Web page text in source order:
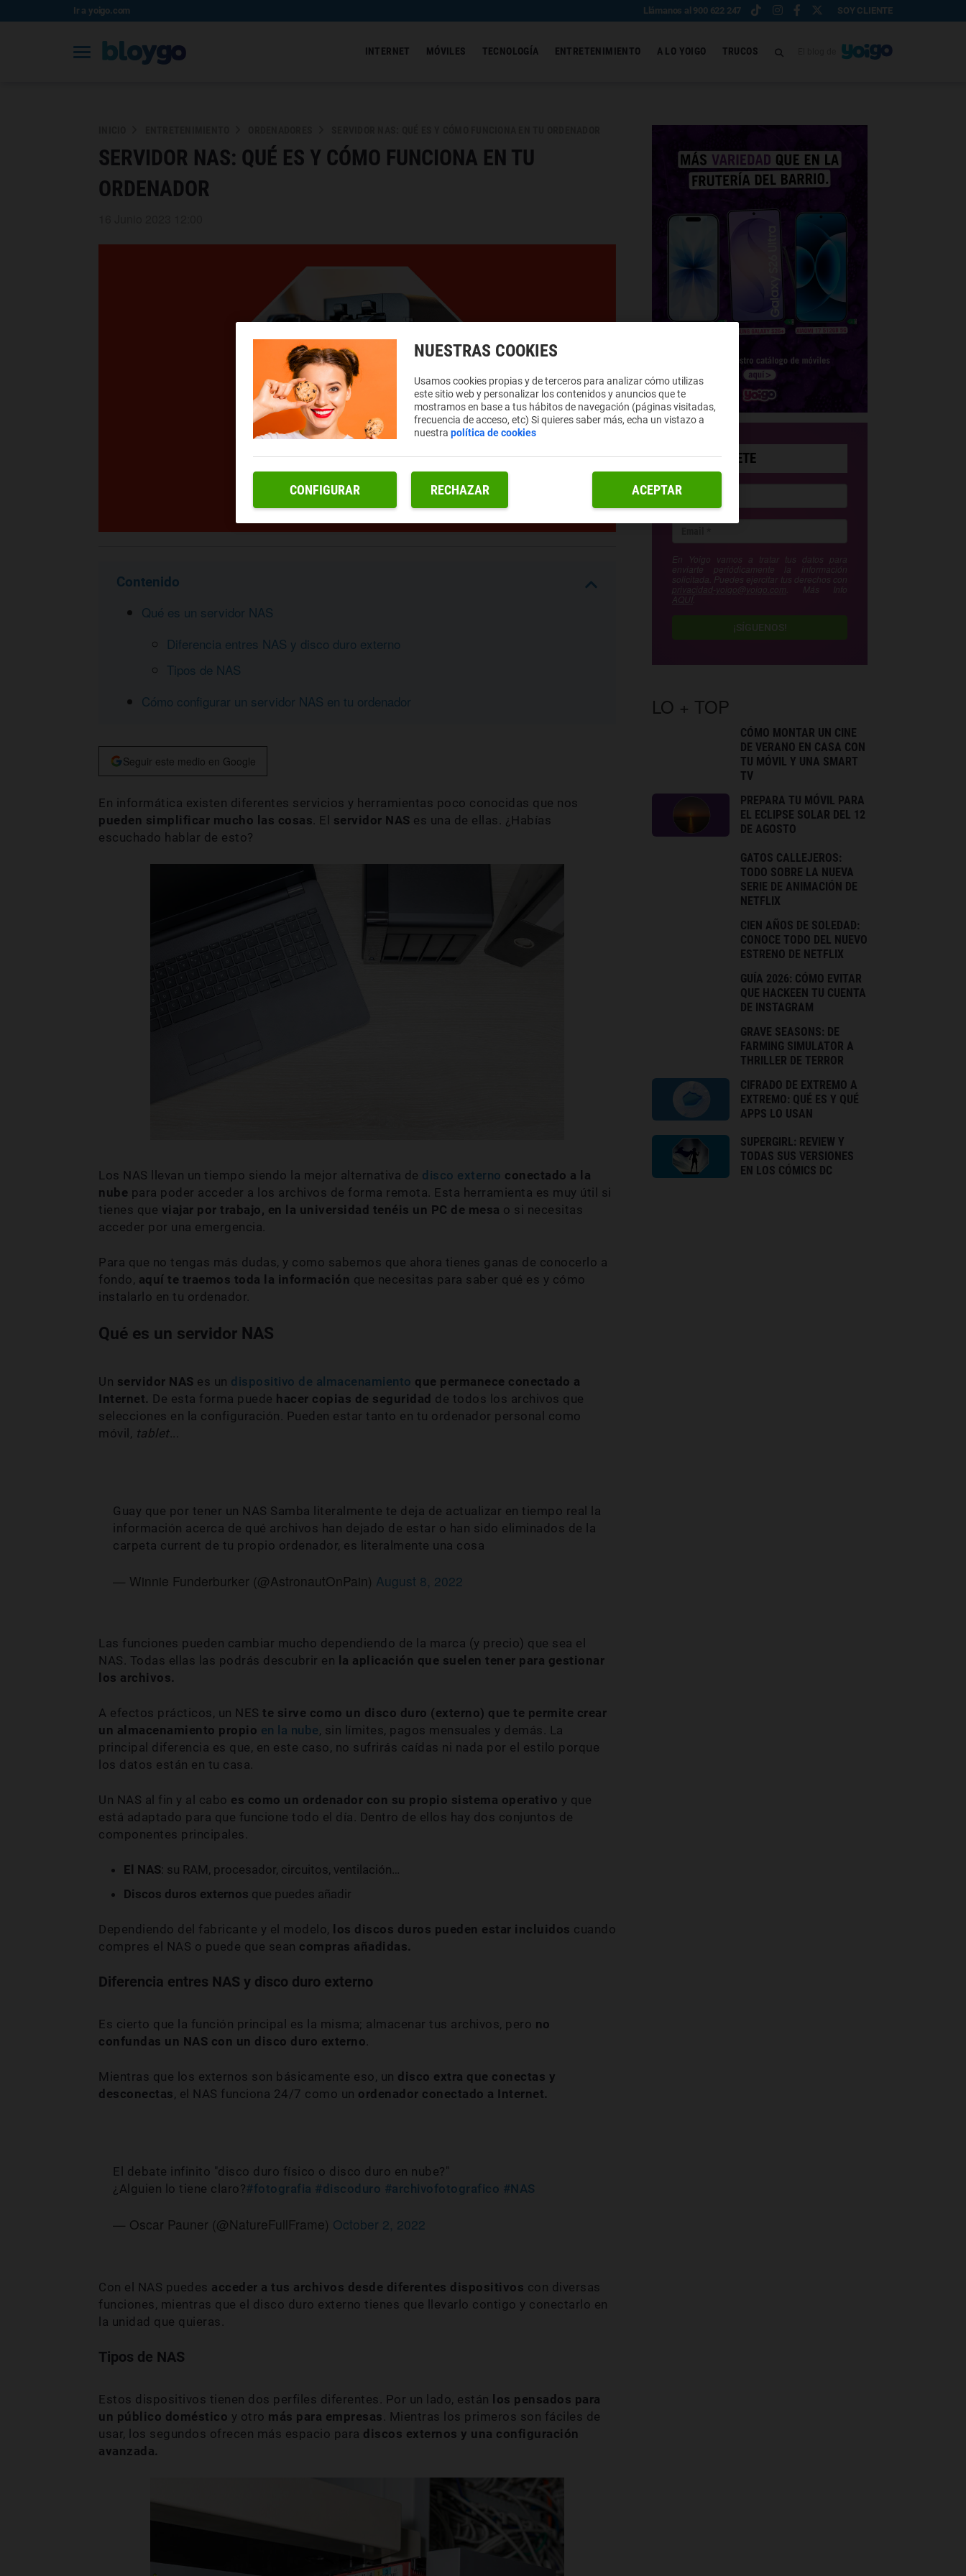
Ir a yoigo.com Llámanos al 900 622 247 SOY CLIENTE
INTERNET MÓVILES TECNOLOGÍA ENTRETENIMIENTO A LO YOIGO TRUCOS
SERVIDOR NAS: QUÉ ES Y CÓMO FUNCIONA EN TU
ORDENADOR
Contenido
Qué es un servidor NAS
Diferencia entres NAS y disco duro externo
Tipos de NAS
Cómo configurar un servidor NAS en tu ordenador
Seguir este medio en Google
En informática existen diferentes servicios y herramientas poco conocidas que nos
pueden simplificar mucho las cosas . El servidor NAS es una de ellas. ¿Habías
escuchado hablar de esto?
Los NAS llevan un tiempo siendo la mejor alternativa de disco externo conectado a la
nube para poder acceder a los archivos de forma remota. Esta herramienta es muy útil si
tienes que viajar por trabajo, en la universidad tenéis un PC de mesa o si necesitas
acceder por una emergencia.
Para que no tengas más dudas, y como sabemos que ahora tienes ganas de conocerlo a
fondo, aquí te traemos toda la información que necesitas para saber qué es y cómo
instalarlo en tu ordenador.
Qué es un servidor NAS
Un servidor NAS es un dispositivo de almacenamiento que permanece conectado a
Internet. De esta forma puede hacer copias de seguridad de todos los archivos que
selecciones en la configuración. Pueden estar tanto en tu ordenador personal como
móvil, tablet...
Guay que por tener un NAS Samba literalmente te deja de actualizar en tiempo real la
información acerca de qué archivos han dejado de estar o han sido eliminados de la
carpeta current de tu propio ordenador, es literalmente una cosa
— Winnie Funderburker (@AstronautOnPain) August 8, 2022
Las funciones pueden cambiar mucho dependiendo de la marca (y precio) que sea el
NAS. Todas ellas las podrás descubrir en la aplicación que suelen tener para gestionar
los archivos.
A efectos prácticos, un NES te sirve como un disco duro (externo) que te permite crear
un almacenamiento propio en la nube, sin límites, pagos mensuales y demás. La
principal diferencia es que, en este caso, no sufrirás caídas ni nada por el estilo porque
los datos están en tu casa.
Un NAS al fin y al cabo es como un ordenador con su propio sistema operativo y que
está adaptado para que funcione todo el día. Dentro de ellos hay dos conjuntos de
componentes principales.
El NAS: su RAM, procesador, circuitos, ventilación…
Discos duros externos que puedes añadir
Dependiendo del fabricante y el modelo, los discos duros pueden estar incluidos cuando
compres el NAS o puede que sean compras añadidas.
Diferencia entres NAS y disco duro externo
Es cierto que la función principal es la misma; almacenar tus archivos, pero no
confundas un NAS con un disco duro externo.
Mientras que los externos son básicamente eso, un disco extra que conectas y
desconectas, el NAS funciona 24/7 como un ordenador conectado a Internet.
El debate infinito "disco duro físico o disco duro en nube?"
¿Alguien lo tiene claro?#fotografia #discoduro #archivofotografico #NAS
— Oscar Pauner (@NatureFullFrame) October 2, 2022
Con el NAS puedes acceder a tus archivos desde diferentes dispositivos con diversas
funciones, mientras que el disco duro externo tienes que llevarlo contigo y conectarlo en
la unidad que quieras.
Tipos de NAS
Estos dispositivos tienen dos perfiles diferentes. Por un lado, están los pensados para
un público doméstico y otro más para empresas . Mientras los primeros son fáciles de
usar, los segundos ofrecen más espacio para discos externos y una configuración
avanzada.
SUSCRÍBETE
En Yoigo vamos a tratar tus datos para
enviarte periódicamente la información
solicitada. Puedes ejercitar tus derechos con
privacidad-yoigo@yoigo.com . Más Info
AQUÍ
¡SÍGUENOS!
LO + TOP
CÓMO MONTAR UN CINE
DE VERANO EN CASA CON
TU MÓVIL Y UNA SMART
TV
PREPARA TU MÓVIL PARA
EL ECLIPSE SOLAR DEL 12
DE AGOSTO
GATOS CALLEJEROS:
TODO SOBRE LA NUEVA
SERIE DE ANIMACIÓN DE
NETFLIX
CIEN AÑOS DE SOLEDAD:
CONOCE TODO DEL NUEVO
ESTRENO DE NETFLIX
GUÍA 2026: CÓMO EVITAR
QUE HACKEEN TU CUENTA
DE INSTAGRAM
GRAVE SEASONS: DE
FARMING SIMULATOR A
THRILLER DE TERROR
CIFRADO DE EXTREMO A
EXTREMO: QUÉ ES Y QUÉ
APPS LO USAN
SUPERGIRL: REVIEW Y
TODAS SUS VERSIONES
EN LOS CÓMICS DC
NUESTRAS COOKIES
Usamos cookies propias y de terceros para analizar cómo utilizas
este sitio web y personalizar los contenidos y anuncios que te
mostramos en base a tus hábitos de navegación (páginas visitadas,
frecuencia de acceso, etc) Si quieres saber más, echa un vistazo a
nuestrapolítica de cookies
RECHAZAR ACEPTAR
CONFIGURAR